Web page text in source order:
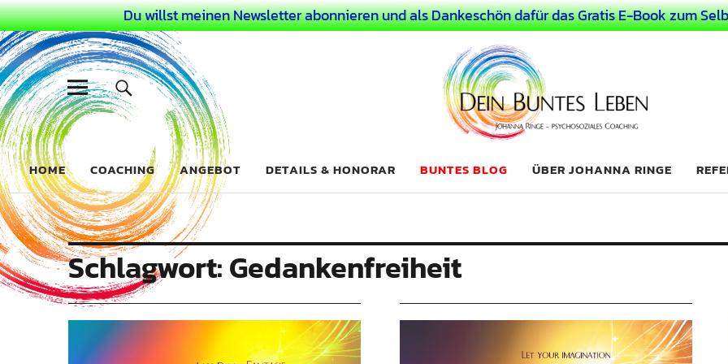
Du willst meinen Newsletter abonnieren und als Dankeschön dafür das Gratis E-Book zum
Dein Buntes Leben
COACHING FÜR DEIN BUNTES LEBEN ALS AUSSERGEWÖHNLICHER MENSCH
HOME COACHING ANGEBOT DETAILS & HONORAR BUNTES BLOG ÜBER JOHANNA RINGE
Schlagwort:Gedankenfreiheit